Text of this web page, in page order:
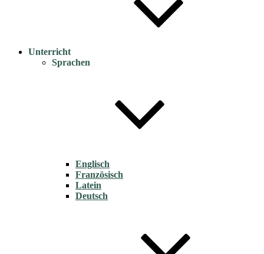
Unterricht
Sprachen
Englisch
Französisch
Latein
Deutsch